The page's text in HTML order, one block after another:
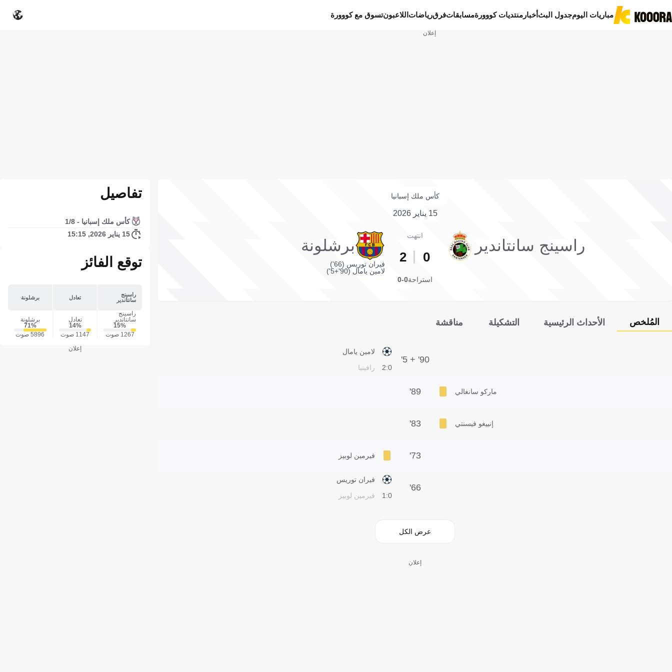
مباريات اليومجدول البثأخبار منتديات كووورةمسابقاتفرقرياضات اللاعبونتسوق مع كووورة
إعلان
كأس ملك إسبانيا
15 يناير 2026
راسينج سانتاندير
انتهت
0
2
برشلونة
فيران توريس (66')
لامين يامال (90'+5')
استراحة0-0
المُلخص الأحداث الرئيسية التشكيلة مناقشة
0:2
لامين يامال
رافينيا
90' + 5'
ماركو سانغالي 89'
إنييغو فيسنتي 83'
فيرمين لوبيز 73'
0:1
فيران توريس
فيرمين لوبيز
66'
عرض الكل
إعلان
تفاصيل
كأس ملك إسبانيا - 1/8
15 يناير 2026, 15:15
توقع الفائز
راسينج
سانتاندير
تعادل برشلونة
راسينج
سانتاندير
15‎%‎
1267 صوت
تعادل
14‎%‎
1147 صوت
برشلونة
71‎%‎
5896 صوت
إعلان